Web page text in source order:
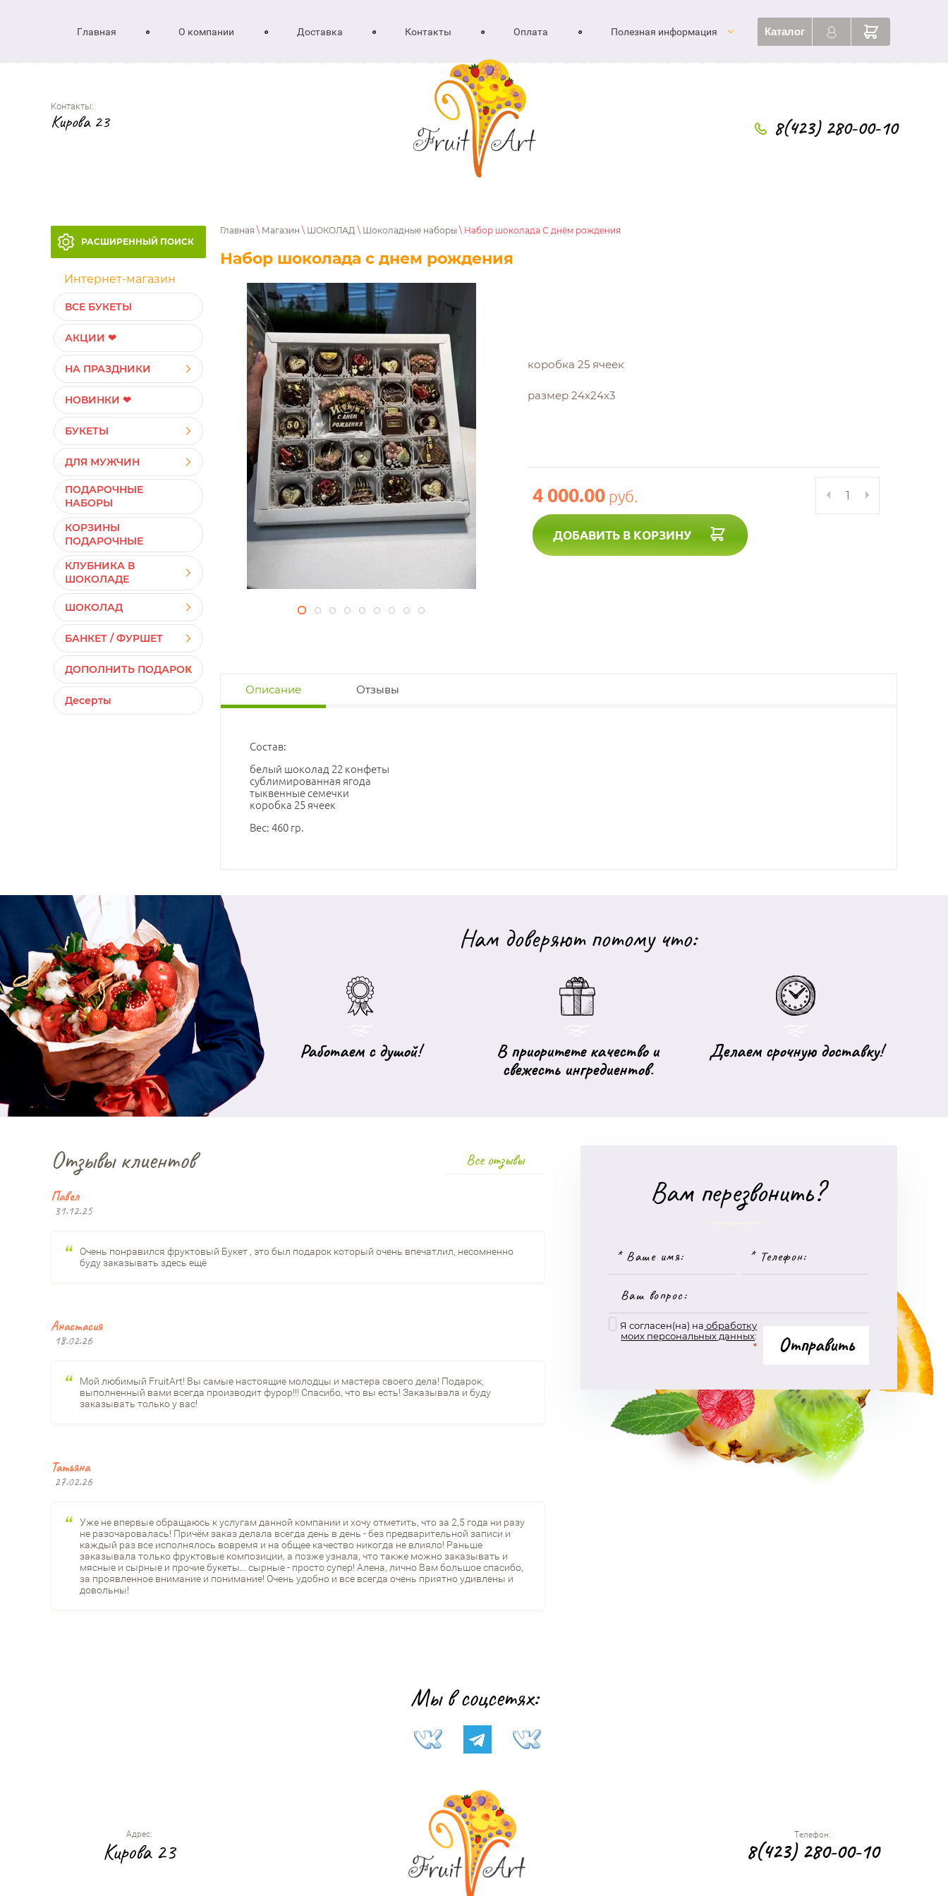
Главная О компании Доставка Контакты Оплата Полезная информация Каталог
Контакты:
Кирова 23 8(423) 280-00-10
РАСШИРЕННЫЙ ПОИСК
Интернет-магазин
ВСЕ БУКЕТЫ
АКЦИИ ❤
НА ПРАЗДНИКИ
НОВИНКИ ❤
БУКЕТЫ
ДЛЯ МУЖЧИН
ПОДАРОЧНЫЕ
НАБОРЫ
КОРЗИНЫ
ПОДАРОЧНЫЕ
КЛУБНИКА В
ШОКОЛАДЕ
ШОКОЛАД
БАНКЕТ / ФУРШЕТ
ДОПОЛНИТЬ ПОДАРОК
Десерты
Главная \ Магазин \ ШОКОЛАД \ Шоколадные наборы \ Набор шоколада С днём рождения
Набор шоколада с днем рождения
коробка 25 ячеек
размер 24х24х3
4 000.00 руб.
ДОБАВИТЬ В КОРЗИНУ
Описание Отзывы
Состав:
белый шоколад 22 конфеты
сублимированная ягода
тыквенные семечки
коробка 25 ячеек
Вес: 460 гр.
Нам доверяют потому что:
Работаем с душой! В приоритете качество и
свежесть ингредиентов.
Делаем срочную доставку!
Отзывы клиентов Все отзывы
Павел
31.12.25
Очень понравился фруктовый Букет , это был подарок который очень впечатлил, несомненно
буду заказывать здесь ещё
Анастасия
18.02.26
Мой любимый FruitArt! Вы самые настоящие молодцы и мастера своего дела! Подарок,
выполненный вами всегда производит фурор!!! Спасибо, что вы есть! Заказывала и буду
заказывать только у вас!
Татьяна
27.02.26
Уже не впервые обращаюсь к услугам данной компании и хочу отметить, что за 2,5 года ни разу
не разочаровалась! Причём заказ делала всегда день в день - без предварительной записи и
каждый раз все исполнялось вовремя и на общее качество никогда не влияло! Раньше
заказывала только фруктовые композиции, а позже узнала, что также можно заказывать и
мясные и сырные и прочие букеты... сырные - просто супер! Алена, лично Вам большое спасибо,
за проявленное внимание и понимание! Очень удобно и все всегда очень приятно удивлены и
довольны!
Вам перезвонить?
Я согласен(на) на обработку
моих персональных данных:
*
Отправить
Мы в соцсетях:
Адрес:
Кирова 23
Телефон:
8(423) 280-00-10